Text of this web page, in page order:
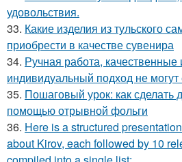
удовольствия.
33. Какие изделия из тульского
приобрести в качестве сувенира
34. Ручная работа, качественные
индивидуальный подход не
35. Пошаговый урок: как сделать
помощью отрывной фольги
36. Here is a structured
about Kirov, each followed by 10